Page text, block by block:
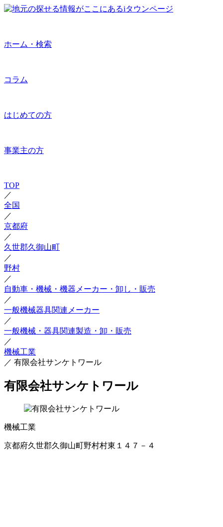
ホーム・検索
コラム
はじめての方
事業主の方
TOP
／
全国
／
京都府
／
久世郡久御山町
／
野村
／
自動車・機械・機器メーカー・卸し・販売
／
一般機械器具関連メーカー
／
一般機械・器具関連製造・卸・販売
／
機械工業
／ 有限会社サンケトワール
有限会社サンケトワール
機械工業
京都府久世郡久御山町野村村東１４７－４